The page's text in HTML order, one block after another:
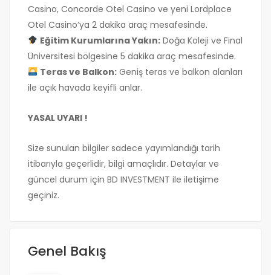
Casino, Concorde Otel Casino ve yeni Lordplace
Otel Casino’ya 2 dakika araç mesafesinde.
Eğitim Kurumlarına Yakın:Doğa Koleji ve Final
Üniversitesi bölgesine 5 dakika araç mesafesinde.
Teras ve Balkon:Geniş teras ve balkon alanları
ile açık havada keyifli anlar.
YASAL UYARI !
Size sunulan bilgiler sadece yayımlandığı tarih
itibarıyla geçerlidir, bilgi amaçlıdır. Detaylar ve
güncel durum için BD INVESTMENT ile iletişime
geçiniz.
Genel Bakış